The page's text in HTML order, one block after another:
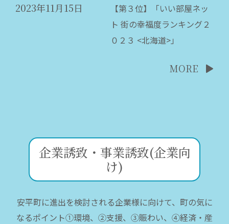
2023年11月15日
【第３位】「いい部屋ネッ
ト 街の幸福度ランキング２
０２３ <北海道>」
MORE
企業誘致・事業誘致(企業向
け)
安平町に進出を検討される企業様に向けて、町の気に
なるポイント①環境、②支援、③賑わい、④経済・産